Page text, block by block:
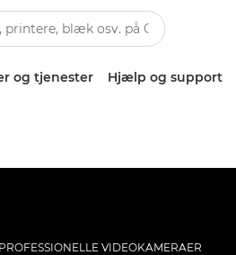
og tjenester Hjælp og support
PROFESSIONELLE VIDEOKAMERAER